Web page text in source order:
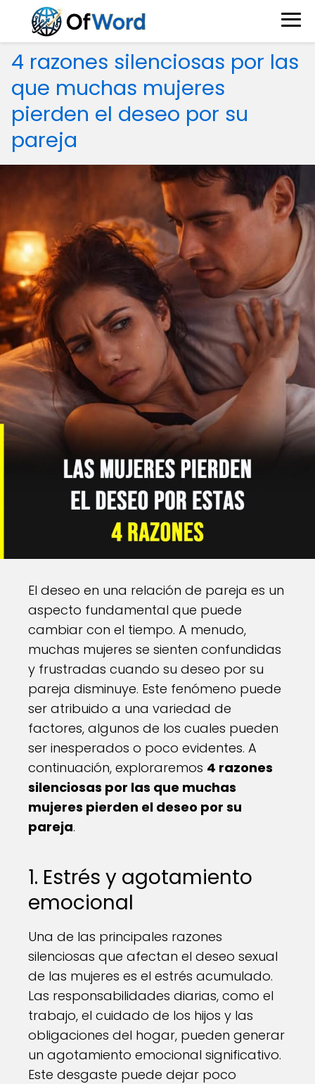
4 razones silenciosas por las
que muchas mujeres
pierden el deseo por su
pareja
El deseo en una relación de pareja es un
aspecto fundamental que puede
cambiar con el tiempo. A menudo,
muchas mujeres se sienten confundidas
y frustradas cuando su deseo por su
pareja disminuye. Este fenómeno puede
ser atribuido a una variedad de
factores, algunos de los cuales pueden
ser inesperados o poco evidentes. A
continuación, exploraremos 4 razones
silenciosas por las que muchas
mujeres pierden el deseo por su
pareja.
1. Estrés y agotamiento
emocional
Una de las principales razones
silenciosas que afectan el deseo sexual
de las mujeres es el estrés acumulado.
Las responsabilidades diarias, como el
trabajo, el cuidado de los hijos y las
obligaciones del hogar, pueden generar
un agotamiento emocional significativo.
Este desgaste puede dejar poco